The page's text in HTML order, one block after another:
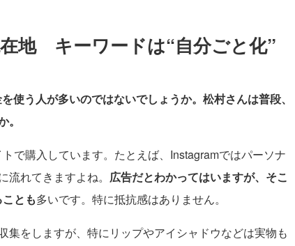
地 キーワードは“自分ごと化”
使う人が多いのではないでしょうか。松村さんは普段、
で購入しています。たとえば、Instagramではパーソナ
れてきますよね。 広告だとわかってはいますが、そこ
とも多いです。特に抵抗感はありません。
集をしますが、特にリップやアイシャドウなどは実物も